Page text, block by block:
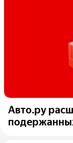
Авто.ру